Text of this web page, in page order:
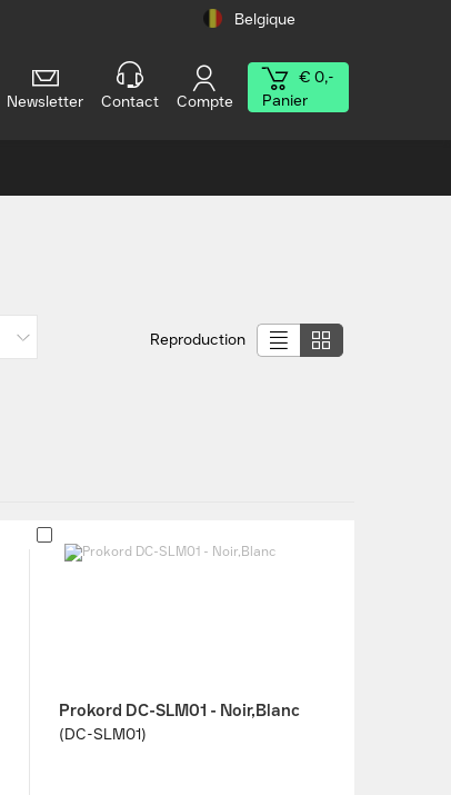
Belgique
Newsletter Contact Compte
€ 0,-
Panier
Reproduction
Prokord DC-SLM01 - Noir,Blanc
(DC-SLM01)